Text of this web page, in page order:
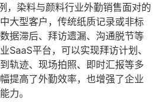
，染料与颜料行业外勤销售面对的
大型客户，传统纸质记录或非标
据滞后、拜访遗漏、沟通脱节等
SaaS平台，可以实现拜访计划、
轨迹、现场拍照、即时汇报等多
提高了外勤效率，也增强了企业
力。